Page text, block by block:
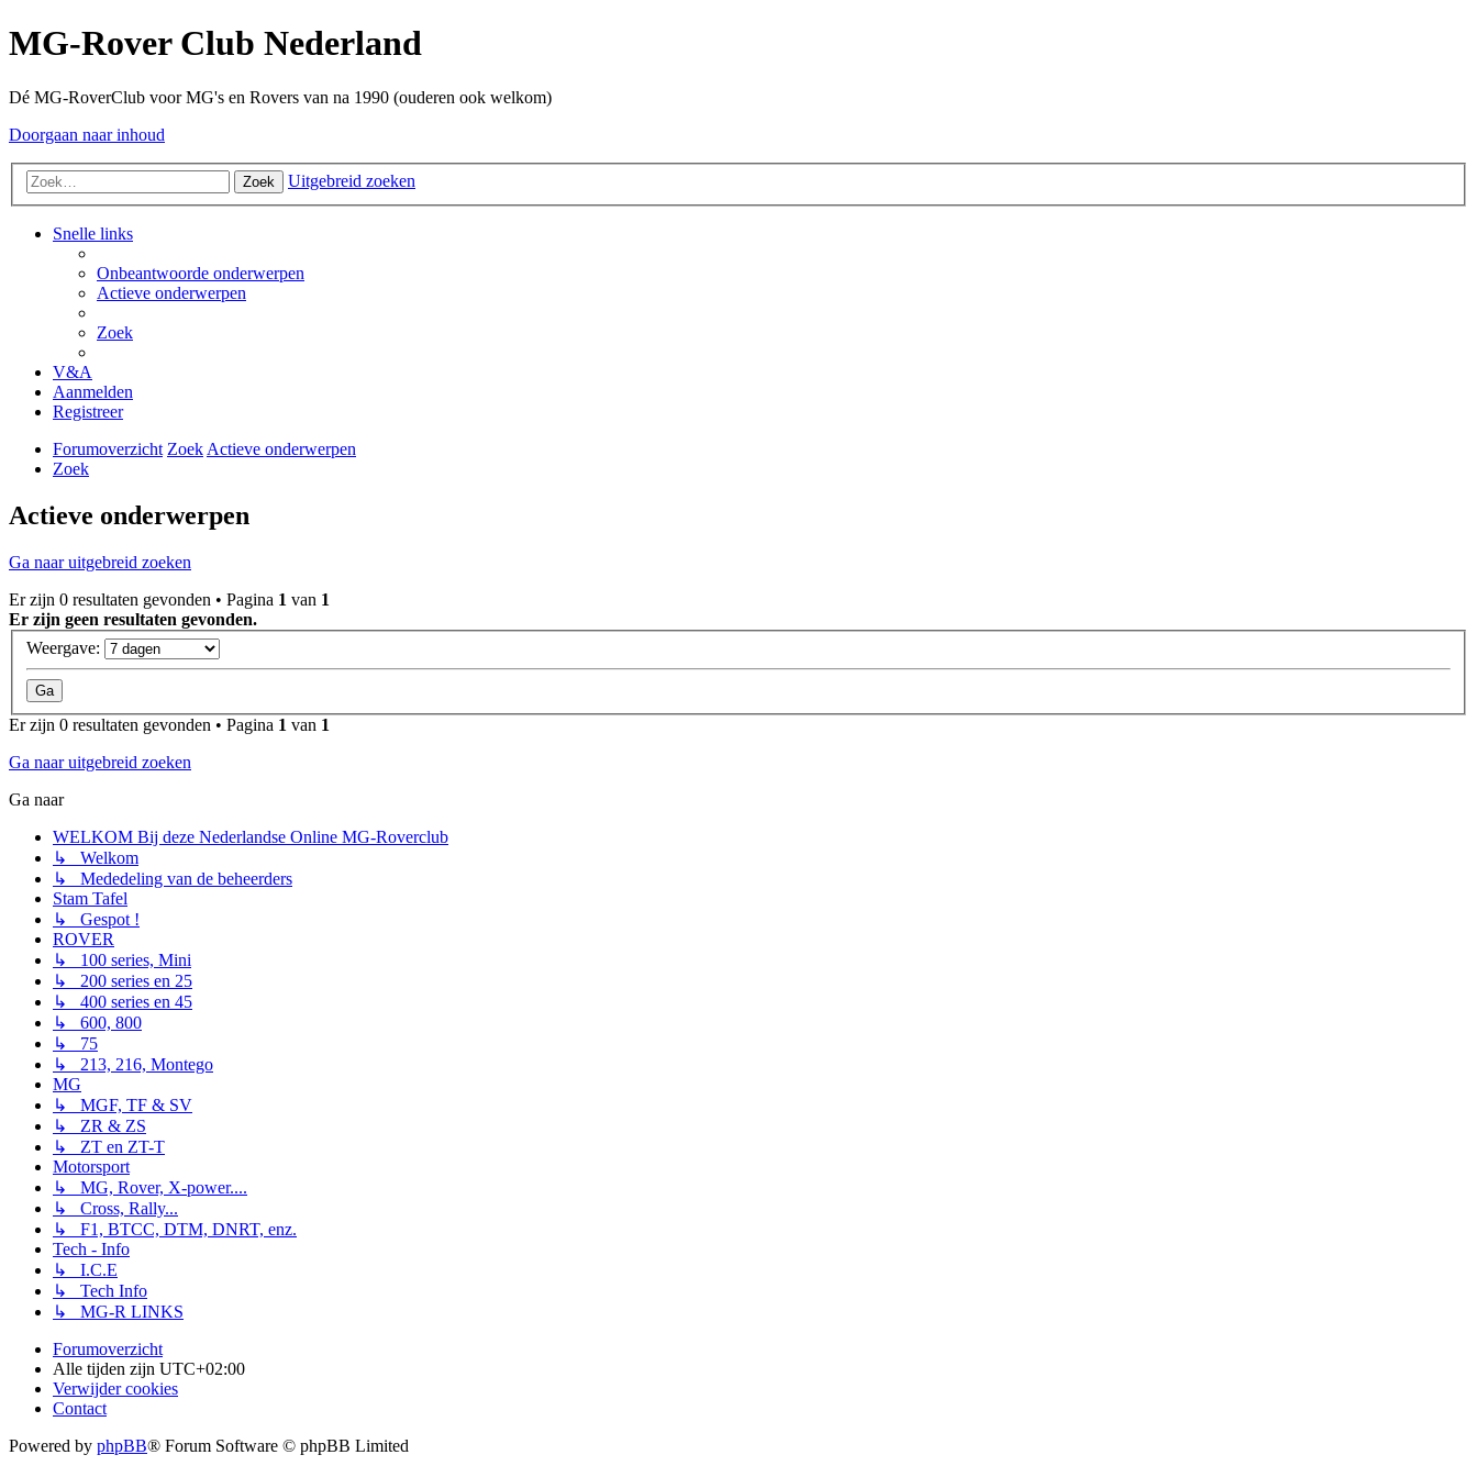
MG-Rover Club Nederland
Dé MG-RoverClub voor MG's en Rovers van na 1990 (ouderen ook welkom)
Doorgaan naar inhoud
Zoek Uitgebreid zoeken
Snelle links
Onbeantwoorde onderwerpen
Actieve onderwerpen
Zoek
V&A
Aanmelden
Registreer
Forumoverzicht ZoekActieve onderwerpen
Zoek
Actieve onderwerpen
Ga naar uitgebreid zoeken
Er zijn 0 resultaten gevonden • Pagina 1 van 1
Er zijn geen resultaten gevonden.
Weergave:
Er zijn 0 resultaten gevonden • Pagina 1 van 1
Ga naar uitgebreid zoeken
Ga naar
WELKOM Bij deze Nederlandse Online MG-Roverclub
↳ Welkom
↳ Mededeling van de beheerders
Stam Tafel
↳ Gespot !
ROVER
↳ 100 series, Mini
↳ 200 series en 25
↳ 400 series en 45
↳ 600, 800
↳ 75
↳ 213, 216, Montego
MG
↳ MGF, TF & SV
↳ ZR & ZS
↳ ZT en ZT-T
Motorsport
↳ MG, Rover, X-power....
↳ Cross, Rally...
↳ F1, BTCC, DTM, DNRT, enz.
Tech - Info
↳ I.C.E
↳ Tech Info
↳ MG-R LINKS
Forumoverzicht
Alle tijden zijn UTC+02:00
Verwijder cookies
Contact
Powered by phpBB® Forum Software © phpBB Limited